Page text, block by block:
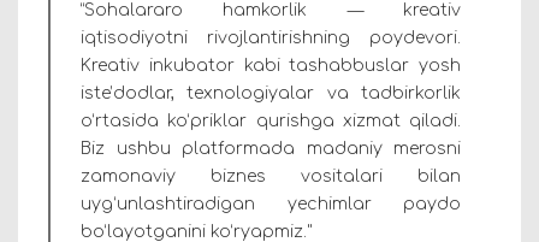
“Sohalararo hamkorlik — kreativ
iqtisodiyotni rivojlantirishning poydevori.
Kreativ inkubator kabi tashabbuslar yosh
iste’dodlar, texnologiyalar va tadbirkorlik
o‘rtasida ko‘priklar qurishga xizmat qiladi.
Biz ushbu platformada madaniy merosni
zamonaviy biznes vositalari bilan
uyg‘unlashtiradigan yechimlar paydo
bo‘layotganini ko‘ryapmiz."